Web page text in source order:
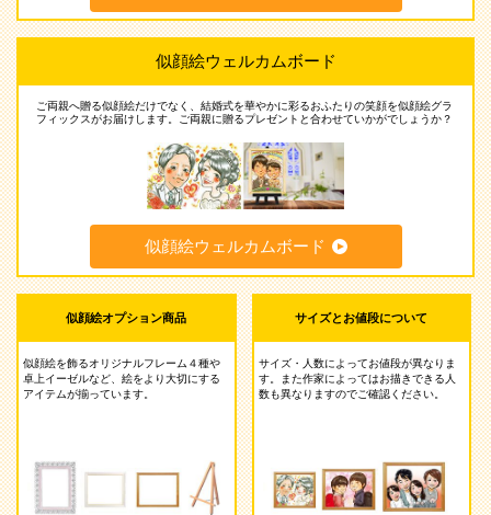
似顔絵ウェルカムボード
ご両親へ贈る似顔絵だけでなく、結婚式を華やかに彩るおふたりの笑顔を似顔絵グラ
フィックスがお届けします。ご両親に贈るプレゼントと合わせていかがでしょうか？
似顔絵ウェルカムボード
似顔絵オプション商品
似顔絵を飾るオリジナルフレーム４種や
卓上イーゼルなど、絵をより大切にする
アイテムが揃っています。
サイズとお値段について
サイズ・人数によってお値段が異なりま
す。また作家によってはお描きできる人
数も異なりますのでご確認ください。